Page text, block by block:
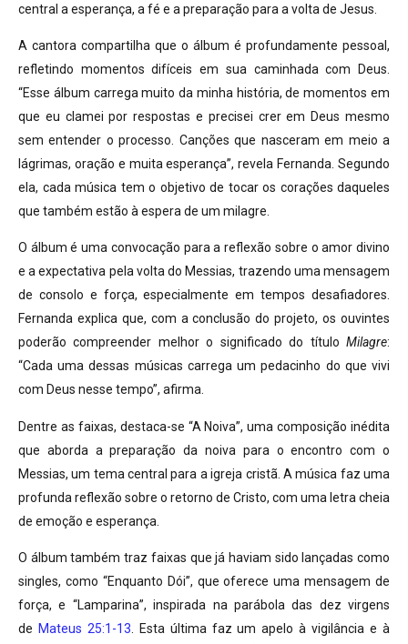
central a esperança, a fé e a preparação para a volta de Jesus.
A cantora compartilha que o álbum é profundamente pessoal,
refletindo momentos difíceis em sua caminhada com Deus.
“Esse álbum carrega muito da minha história, de momentos em
que eu clamei por respostas e precisei crer em Deus mesmo
sem entender o processo. Canções que nasceram em meio a
lágrimas, oração e muita esperança”, revela Fernanda. Segundo
ela, cada música tem o objetivo de tocar os corações daqueles
que também estão à espera de um milagre.
O álbum é uma convocação para a reflexão sobre o amor divino
e a expectativa pela volta do Messias, trazendo uma mensagem
de consolo e força, especialmente em tempos desafiadores.
Fernanda explica que, com a conclusão do projeto, os ouvintes
poderão compreender melhor o significado do título Milagre:
“Cada uma dessas músicas carrega um pedacinho do que vivi
com Deus nesse tempo”, afirma.
Dentre as faixas, destaca-se “A Noiva”, uma composição inédita
que aborda a preparação da noiva para o encontro com o
Messias, um tema central para a igreja cristã. A música faz uma
profunda reflexão sobre o retorno de Cristo, com uma letra cheia
de emoção e esperança.
O álbum também traz faixas que já haviam sido lançadas como
singles, como “Enquanto Dói”, que oferece uma mensagem de
força, e “Lamparina”, inspirada na parábola das dez virgens
de Mateus 25:1-13 . Esta última faz um apelo à vigilância e à